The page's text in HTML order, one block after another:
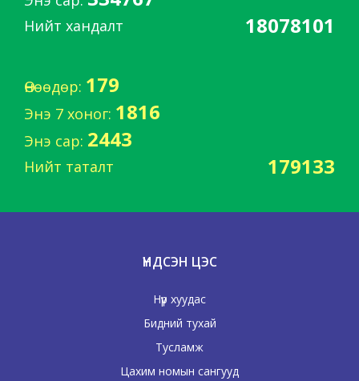
Нийт хандалт 18078101
Өнөөдөр: 179
Энэ 7 хоног: 1816
Энэ сар: 2443
Нийт таталт 179133
ҮНДСЭН ЦЭС
Нүүр хуудас
Бидний тухай
Тусламж
Цахим номын сангууд